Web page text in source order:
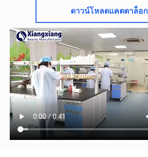
ดาวน์โหลดแคตตาล็อก